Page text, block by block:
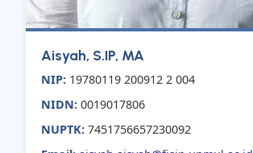
Aisyah, S.IP, MA
NIP: 19780119 200912 2 004
NIDN: 0019017806
NUPTK: 7451756657230092